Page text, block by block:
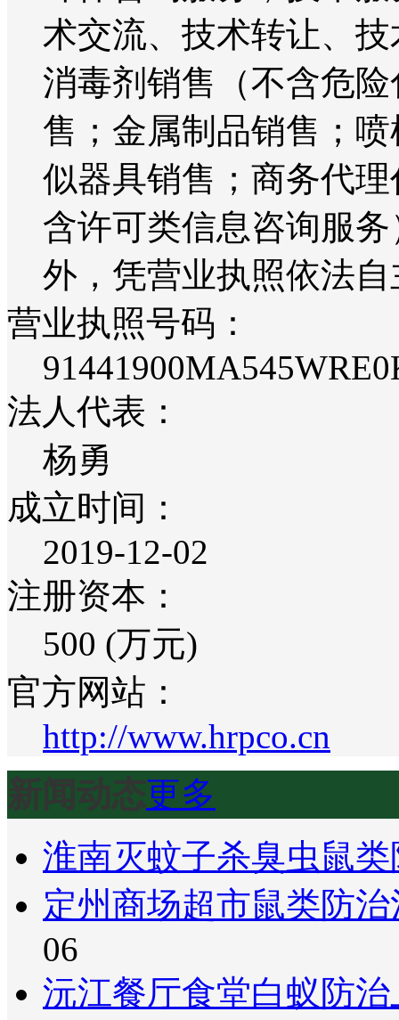
术交流、技术转让、
消毒剂销售（不含危
售；金属制品销售；
似器具销售；商务代
含许可类信息咨询服
外，凭营业执照依法
营业执照号码：
法人代表：
杨勇
成立时间：
2019-12-02
注册资本：
500 (万元)
官方网站：
http://www.hrpco.cn
新闻动态更多
淮南灭蚊子杀臭虫鼠
定州商场超市鼠类防
06
沅江餐厅食堂白蚁防